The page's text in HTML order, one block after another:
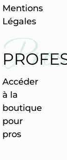
Mentions
Légales
Pros
Accéder
à la
boutique
pour
pros